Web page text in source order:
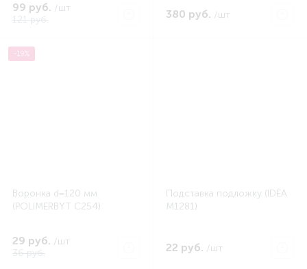
99 руб. /шт
121 руб.
380 руб. /шт
-19%
Воронка d=120 мм
(POLIMERBYT C254)
29 руб. /шт
36 руб.
Подставка подложку (IDEA
M1281)
22 руб. /шт